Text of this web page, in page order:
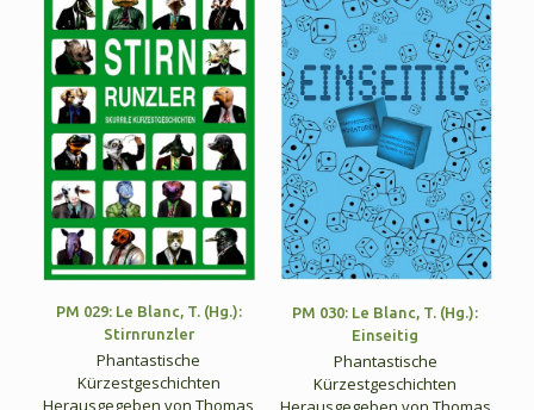
PM 029: Le Blanc, T. (Hg.):
Stirnrunzler
Phantastische
Kürzestgeschichten
Herausgegeben von Thomas
PM 030: Le Blanc, T. (Hg.):
Einseitig
Phantastische
Kürzestgeschichten